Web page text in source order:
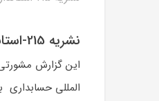
نشریه 215-استانداردهای بین المللی حسابداری بخش عمومی و رهنمودهای نظام گزارشگری و آمارهای دولتی انتشارات سازمان حسابرسی
المللی